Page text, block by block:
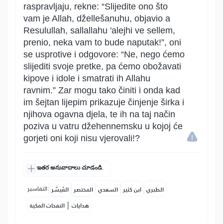
raspravljaju, rekne: “Slijedite ono što
vam je Allah, džellešanuhu, objavio a
Resulullah, sallallahu 'alejhi ve sellem,
prenio, neka vam to bude naputak!”, oni
se usprotive i odgovore: “Ne, nego ćemo
slijediti svoje pretke, pa ćemo obožavati
kipove i idole i smatrati ih Allahu
ravnim.” Zar mogu tako činiti i onda kad
im šejtan lijepim prikazuje činjenje širka i
njihova ogavna djela, te ih na taj način
poziva u vatru džehennemsku u kojoj će
gorjeti oni koji nisu vjerovali!?
ఇతర అనువాదాలు చూడండి.
التفاسير: المُيسَّر المختصر السعدي ابن كثير الطبري
النفحات المكية | هدايات